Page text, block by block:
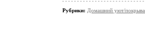
Рубрики: Домашний уют/